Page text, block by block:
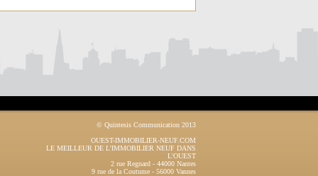
© Quintesis Communication 2013
OUEST-IMMOBILIER-NEUF.COM
LE MEILLEUR DE L'IMMOBILIER NEUF DANS
L'OUEST
2 rue Regnard - 44000 Nantes
9 rue de la Coutume - 56000 Vannes